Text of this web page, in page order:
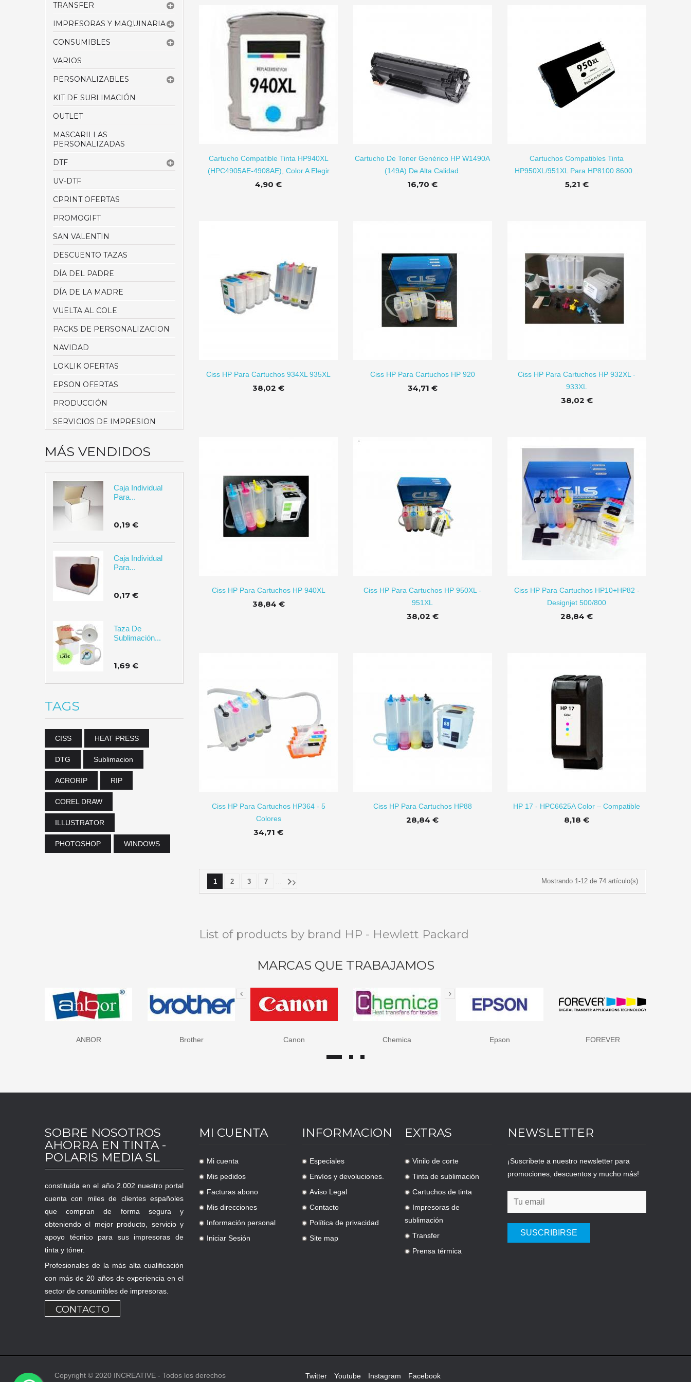
TRANSFER
IMPRESORAS Y MAQUINARIA
CONSUMIBLES
VARIOS
PERSONALIZABLES
KIT DE SUBLIMACIÓN
OUTLET
MASCARILLAS
PERSONALIZADAS
DTF
UV-DTF
CPRINT OFERTAS
PROMOGIFT
SAN VALENTIN
DESCUENTO TAZAS
DÍA DEL PADRE
DÍA DE LA MADRE
VUELTA AL COLE
PACKS DE PERSONALIZACION
NAVIDAD
LOKLIK OFERTAS
EPSON OFERTAS
PRODUCCIÓN
SERVICIOS DE IMPRESION
MÁS VENDIDOS
Caja Individual
Para...
0,19 €
Caja Individual
Para...
0,17 €
Taza De
Sublimación...
1,69 €
Láminas De
Aluminio...
1,59 €
1,70 €
Vinilo Textil PU
0,79 €
Transfer Film DTF
TAGS
CISS HEAT PRESS
DTG Sublimacion
ACRORIP RIP
COREL DRAW
ILLUSTRATOR
PHOTOSHOP WINDOWS
Cartucho Compatible Tinta HP940XL
(HPC4905AE-4908AE), Color A Elegir
4,90 €
Cartucho De Toner Genérico HP W1490A
(149A) De Alta Calidad.
16,70 €
Cartuchos Compatibles Tinta
HP950XL/951XL Para HP8100 8600...
5,21 €
Ciss HP Para Cartuchos 934XL 935XL
38,02 €
Ciss HP Para Cartuchos HP 920
34,71 €
Ciss HP Para Cartuchos HP 932XL -
933XL
38,02 €
AÑADIR A CARRITO
Ciss HP Para Cartuchos HP 940XL
38,84 €
Ciss HP Para Cartuchos HP 950XL -
951XL
38,02 €
Ciss HP Para Cartuchos HP10+HP82 -
Designjet 500/800
28,84 €
Ciss HP Para Cartuchos HP364 - 5
Colores
34,71 €
Ciss HP Para Cartuchos HP88
28,84 €
HP 17 - HPC6625A Color – Compatible
8,18 €
1 2 3 …
7  Mostrando 1-12 de 74 artículo(s)
List of products by brand HP - Hewlett Packard
MARCAS QUE TRABAJAMOS
Brother Canon Chemica Epson FOREVER HP - Hewlett Packard
SOBRE NOSOTROS
AHORRA EN TINTA -
POLARIS MEDIA SL
constituida en el año 2.002 nuestro portal
cuenta con miles de clientes españoles
que compran de forma segura y
obteniendo el mejor producto, servicio y
apoyo técnico para sus impresoras de
tinta y tóner.
Profesionales de la más alta cualificación
con más de 20 años de experiencia en el
sector de consumibles de impresoras.
CONTACTO
MI CUENTA
.
Mi cuenta
.
Mis pedidos
.
Facturas abono
.
Mis direcciones
.
Información personal
.
Iniciar Sesión
INFORMACION
.
Especiales
.
Envíos y devoluciones.
.
Aviso Legal
.
Contacto
.
Política de privacidad
.
Site map
EXTRAS
.
Vinilo de corte
.
Tinta de sublimación
.
Cartuchos de tinta
.
Impresoras de
sublimación
.
Transfer
.
Prensa térmica
NEWSLETTER
¡Suscribete a nuestro newsletter para
promociones, descuentos y mucho más!
SUSCRIBIRSE
Copyright © 2020 INCREATIVE - Todos los derechos Twitter Youtube Instagram Facebook